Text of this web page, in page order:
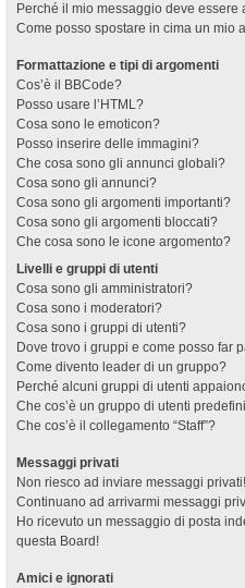
Perché il mio messaggio deve essere
Come posso spostare in cima un mio
Formattazione e tipi di argomenti
Cos’è il BBCode?
Posso usare l’HTML?
Cosa sono le emoticon?
Posso inserire delle immagini?
Che cosa sono gli annunci globali?
Cosa sono gli annunci?
Cosa sono gli argomenti importanti?
Cosa sono gli argomenti bloccati?
Che cosa sono le icone argomento?
Livelli e gruppi di utenti
Cosa sono gli amministratori?
Cosa sono i moderatori?
Cosa sono i gruppi di utenti?
Dove trovo i gruppi e come posso far
Come divento leader di un gruppo?
Perché alcuni gruppi di utenti
Che cos’è un gruppo di utenti
Che cos’è il collegamento “Staff”?
Messaggi privati
Non riesco ad inviare messaggi privati!
Continuano ad arrivarmi messaggi
Ho ricevuto un messaggio di posta
questa Board!
Amici e ignorati